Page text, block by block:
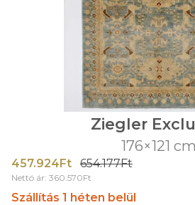
Ziegler
176×121 cm
457.924Ft 654.177Ft
Nettó ár: 360.570Ft
Szállítás 1 héten belül